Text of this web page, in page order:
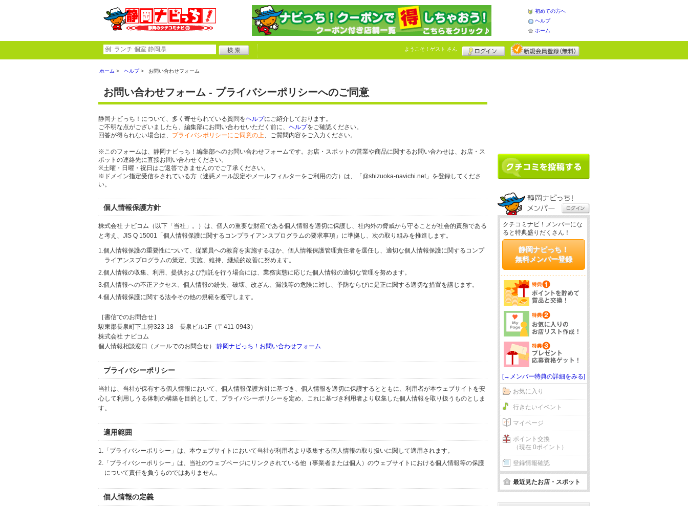
初めての方へ
ヘルプ
ホーム
ようこそ！ ゲスト さん
ホーム ヘルプ お問い合わせフォーム
お問い合わせフォーム - プライバシーポリシーへのご同意
静岡ナビっち！について、多く寄せられている質問をヘルプにご紹介しております。
ご不明な点がございましたら、編集部にお問い合わせいただく前に、 ヘルプをご確認ください。
回答が得られない場合は、 プライバシポリシーにご同意の上、ご質問内容をご入力ください。
※このフォームは、静岡ナビっち！編集部へのお問い合わせフォームです。お店・スポットの営業や商品に関するお問い合わせは、お店・ス
ポットの連絡先に直接お問い合わせください。
※土曜・日曜・祝日はご返答できませんのでご了承ください。
※ドメイン指定受信をされている方（迷惑メール設定やメールフィルターをご利用の方）は、「@shizuoka-navichi.net」を登録してくださ
い。
個人情報保護方針
株式会社 ナビコム（以下「当社」。）は、個人の重要な財産である個人情報を適切に保護し、社内外の脅威から守ることが社会的責務である
と考え、JIS Q 15001「個人情報保護に関するコンプライアンスプログラムの要求事項」に準拠し、次の取り組みを推進します。
1.個人情報保護の重要性について、従業員への教育を実施するほか、個人情報保護管理責任者を選任し、適切な個人情報保護に関するコンプ
ライアンスプログラムの策定、実施、維持、継続的改善に努めます。
2.個人情報の収集、利用、提供および預託を行う場合には、業務実態に応じた個人情報の適切な管理を努めます。
3.個人情報への不正アクセス、個人情報の紛失、破壊、改ざん、漏洩等の危険に対し、予防ならびに是正に関する適切な措置を講じます。
4.個人情報保護に関する法令その他の規範を遵守します。
［書信でのお問合せ］
駿東郡長泉町下土狩323-18 長泉ビル1F（〒411-0943）
株式会社 ナビコム
個人情報相談窓口（メールでのお問合せ）:静岡ナビっち！お問い合わせフォーム
プライバシーポリシー
当社は、当社が保有する個人情報において、個人情報保護方針に基づき、個人情報を適切に保護するとともに、利用者が本ウェブサイトを安
心して利用しうる体制の構築を目的として、プライバシーポリシーを定め、これに基づき利用者より収集した個人情報を取り扱うものとしま
す。
適用範囲
1.「プライバシーポリシー」は、本ウェブサイトにおいて当社が利用者より収集する個人情報の取り扱いに関して適用されます。
2.「プライバシーポリシー」は、当社のウェブページにリンクされている他（事業者または個人）のウェブサイトにおける個人情報等の保護
について責任を負うものではありません。
個人情報の定義
クチコミナビ！メンバーにな
ると特典盛りだくさん！
静岡ナビっち！
無料メンバー登録
[→メンバー特典の詳細をみる]
お気に入り
行きたいイベント
マイページ
ポイント交換
（現在 0ポイント）
登録情報確認
最近見たお店・スポット